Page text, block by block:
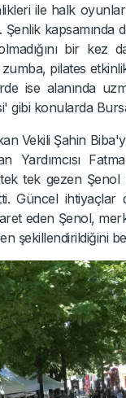
ile halk
Şenlik
bir kez
pilates
ise alanında
konularda
Vekili Şahin
Yardımcısı
tek gezen
Güncel ihtiyaçlar
eden Şenol,
şekillendirildiğini